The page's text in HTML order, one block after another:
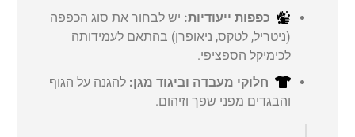
כפפות ייעודיות: יש לבחור את סוג הכפפה
(ניטריל, לטקס, ניאופרן) בהתאם לעמידותה
לכימיקל הספציפי.
חלוקי מעבדה וביגוד מגן: להגנה על הגוף
והבגדים מפני שפך וזיהום.